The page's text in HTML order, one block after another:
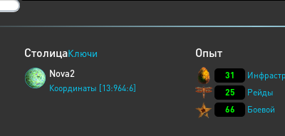
СтолицаКлючи
Nova2
Координаты [13:964:6]
Опыт
31
25
Рейды
66
Боевой